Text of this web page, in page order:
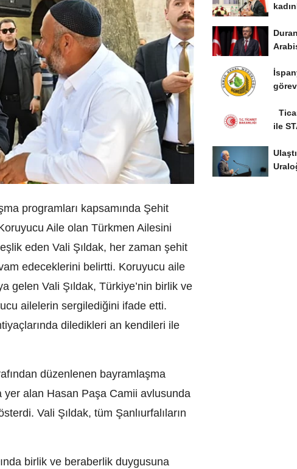
programları kapsamında Şehit
Aile olan Türkmen Ailesini
eden Vali Şıldak, her zaman şehit
edeceklerini belirtti. Koruyucu aile
gelen Vali Şıldak, Türkiye’nin birlik ve
ailelerin sergilediğini ifade etti.
diledikleri an kendileri ile
düzenlenen bayramlaşma
yer alan Hasan Paşa Camii avlusunda
Vali Şıldak, tüm Şanlıurfalıların
birlik ve beraberlik duygusuna
ile